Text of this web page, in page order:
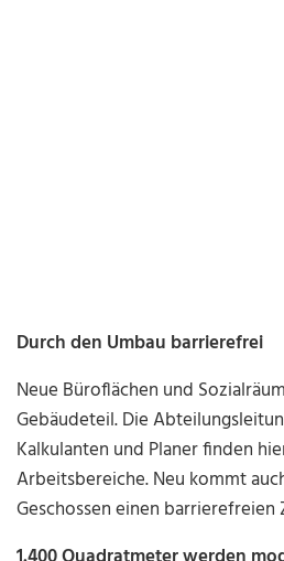
Durch den Umbau barrierefrei
Neue Büroflächen und
Gebäudeteil. Die
Kalkulanten und Planer finden
Arbeitsbereiche. Neu kommt
Geschossen einen